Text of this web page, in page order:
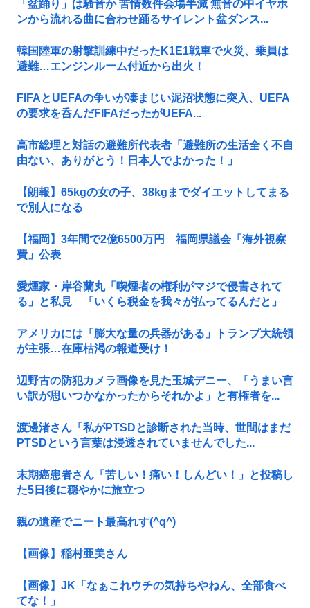
「盆踊り」は騒音か 苦情数件会場半減 無音の中イヤホ
ンから流れる曲に合わせ踊るサイレント盆ダンス...
韓国陸軍の射撃訓練中だったK1E1戦車で火災、乗員は
避難…エンジンルーム付近から出火！
FIFAとUEFAの争いが凄まじい泥沼状態に突入、UEFA
の要求を呑んだFIFAだったがUEFA...
高市総理と対話の避難所代表者「避難所の生活全く不自
由ない、ありがとう！日本人でよかった！」
【朗報】65kgの女の子、38kgまでダイエットしてまる
で別人になる
【福岡】3年間で2億6500万円 福岡県議会「海外視察
費」公表
愛煙家・岸谷蘭丸「喫煙者の権利がマジで侵害されて
る」と私見 「いくら税金を我々が払ってるんだと」
アメリカには「膨大な量の兵器がある」トランプ大統領
が主張…在庫枯渇の報道受け！
辺野古の防犯カメラ画像を見た玉城デニー、「うまい言
い訳が思いつかなかったからそれかよ」と有権者を...
渡邊渚さん「私がPTSDと診断された当時、世間はまだ
PTSDという言葉は浸透されていませんでした...
末期癌患者さん「苦しい！痛い！しんどい！」と投稿し
た5日後に穏やかに旅立つ
親の遺産でニート最高れす(^q^)
【画像】稲村亜美さん
【画像】JK「なぁこれウチの気持ちやねん、全部食べ
てな！」